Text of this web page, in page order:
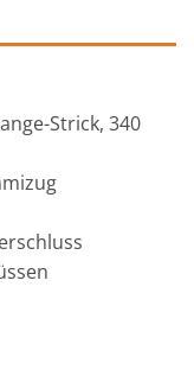
Strick, 340